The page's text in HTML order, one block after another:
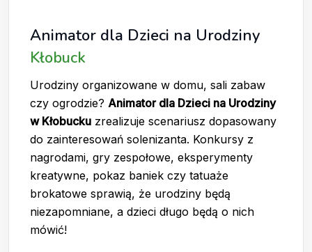
Animator dla Dzieci na Urodziny
Kłobuck
Urodziny organizowane w domu, sali zabaw
czy ogrodzie? Animator dla Dzieci na Urodziny
w Kłobucku zrealizuje scenariusz dopasowany
do zainteresowań solenizanta. Konkursy z
nagrodami, gry zespołowe, eksperymenty
kreatywne, pokaz baniek czy tatuaże
brokatowe sprawią, że urodziny będą
niezapomniane, a dzieci długo będą o nich
mówić!